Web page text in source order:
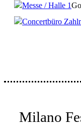
Messe / Halle 1
Concertbüro
Milano